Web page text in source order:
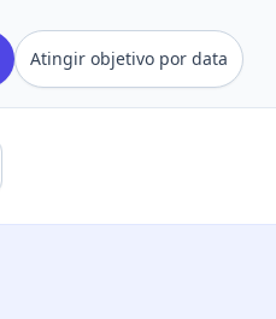
Atingir objetivo por data